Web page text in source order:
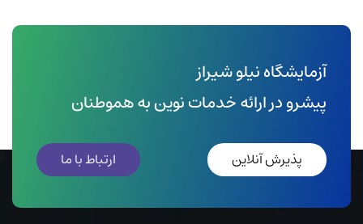
آزمایشگاه نیلو شیراز
پیشرو در ارائه خدمات نوین به هموطنان
پذیرش آنلاین ارتباط با ما